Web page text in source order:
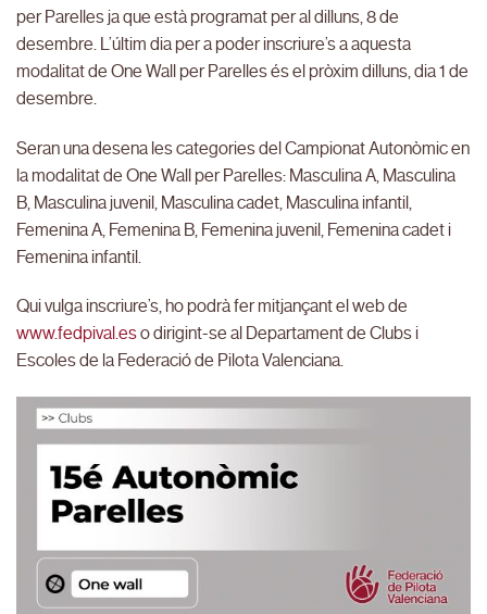
per Parelles ja que està programat per al dilluns, 8 de
desembre. L’últim dia per a poder inscriure’s a aquesta
modalitat de One Wall per Parelles és el pròxim dilluns, dia 1 de
desembre.
Seran una desena les categories del Campionat Autonòmic en
la modalitat de One Wall per Parelles: Masculina A, Masculina
B, Masculina juvenil, Masculina cadet, Masculina infantil,
Femenina A, Femenina B, Femenina juvenil, Femenina cadet i
Femenina infantil.
Qui vulga inscriure’s, ho podrà fer mitjançant el web de
www.fedpival.eso dirigint-se al Departament de Clubs i
Escoles de la Federació de Pilota Valenciana.